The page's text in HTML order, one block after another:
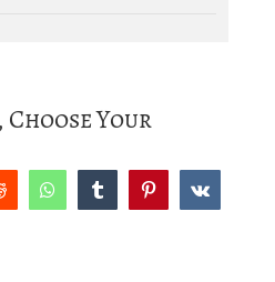
Choose Your
Reddit WhatsappTumblr PinterestVk